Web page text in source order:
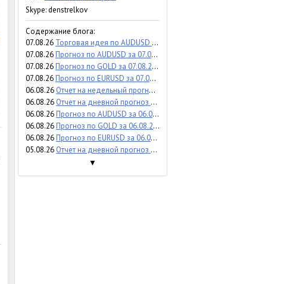
Skype: denstrelkov
Содержание блога:
07.08.26 Торговая идея по AUDUSD за 07.08.2026
07.08.26Прогноз по AUDUSD за 07.08.2026
07.08.26Прогноз по GOLD за 07.08.2026
07.08.26Прогноз по EURUSD за 07.08.2026
06.08.26 Отчет на недельный прогноз по WTI за 03-07.08.2026
06.08.26 Отчет на дневной прогноз по USDCAD за 05.08.2026
06.08.26Прогноз по AUDUSD за 06.08.2026
06.08.26Прогноз по GOLD за 06.08.2026
06.08.26Прогноз по EURUSD за 06.08.2026
05.08.26 Отчет на дневной прогноз по SP500 за 29.07.2026
▼